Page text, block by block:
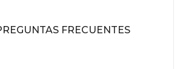
FRECUENTES